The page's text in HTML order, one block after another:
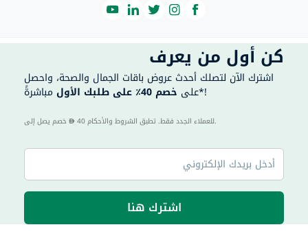
كن أول من يعرف
اشترك الآن لتصلك أحدث عروض باقات الجمال والصحة، واحصل
على خصم 40٪ على طلبك الأول مباشرةً*!
40 للعملاء الجدد فقط. تطبق الشروط والأحكام.
اشترك هنا